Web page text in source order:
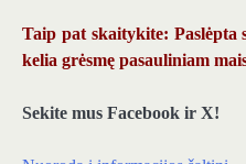
Taip pat skaitykite:
kelia grėsmę pasauliniam
Sekite mus Facebook ir X!